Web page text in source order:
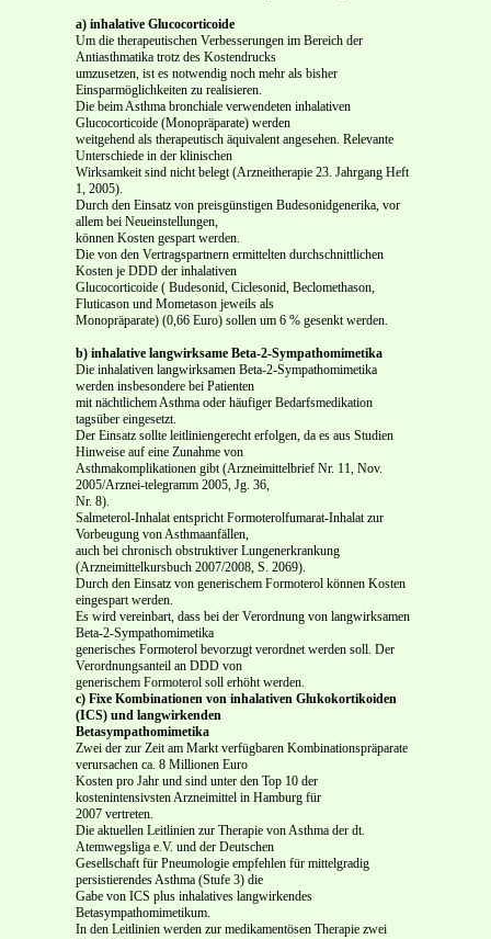
a) inhalative Glucocorticoide
Um die therapeutischen Verbesserungen im Bereich der
Antiasthmatika trotz des Kostendrucks
umzusetzen, ist es notwendig noch mehr als bisher
Einsparmöglichkeiten zu realisieren.
Die beim Asthma bronchiale verwendeten inhalativen
Glucocorticoide (Monopräparate) werden
weitgehend als therapeutisch äquivalent angesehen. Relevante
Unterschiede in der klinischen
Wirksamkeit sind nicht belegt (Arzneitherapie 23. Jahrgang Heft
1, 2005).
Durch den Einsatz von preisgünstigen Budesonidgenerika, vor
allem bei Neueinstellungen,
können Kosten gespart werden.
Die von den Vertragspartnern ermittelten durchschnittlichen
Kosten je DDD der inhalativen
Glucocorticoide ( Budesonid, Ciclesonid, Beclomethason,
Fluticason und Mometason jeweils als
Monopräparate) (0,66 Euro) sollen um 6 % gesenkt werden.
b) inhalative langwirksame Beta-2-Sympathomimetika
Die inhalativen langwirksamen Beta-2-Sympathomimetika
werden insbesondere bei Patienten
mit nächtlichem Asthma oder häufiger Bedarfsmedikation
tagsüber eingesetzt.
Der Einsatz sollte leitliniengerecht erfolgen, da es aus Studien
Hinweise auf eine Zunahme von
Asthmakomplikationen gibt (Arzneimittelbrief Nr. 11, Nov.
2005/Arznei-telegramm 2005, Jg. 36,
Nr. 8).
Salmeterol-Inhalat entspricht Formoterolfumarat-Inhalat zur
Vorbeugung von Asthmaanfällen,
auch bei chronisch obstruktiver Lungenerkrankung
(Arzneimittelkursbuch 2007/2008, S. 2069).
Durch den Einsatz von generischem Formoterol können Kosten
eingespart werden.
Es wird vereinbart, dass bei der Verordnung von langwirksamen
Beta-2-Sympathomimetika
generisches Formoterol bevorzugt verordnet werden soll. Der
Verordnungsanteil an DDD von
generischem Formoterol soll erhöht werden.
c) Fixe Kombinationen von inhalativen Glukokortikoiden
(ICS) und langwirkenden
Betasympathomimetika
Zwei der zur Zeit am Markt verfügbaren Kombinationspräparate
verursachen ca. 8 Millionen Euro
Kosten pro Jahr und sind unter den Top 10 der
kostenintensivsten Arzneimittel in Hamburg für
2007 vertreten.
Die aktuellen Leitlinien zur Therapie von Asthma der dt.
Atemwegsliga e.V. und der Deutschen
Gesellschaft für Pneumologie empfehlen für mittelgradig
persistierendes Asthma (Stufe 3) die
Gabe von ICS plus inhalatives langwirkendes
Betasympathomimetikum.
In den Leitlinien werden zur medikamentösen Therapie zwei